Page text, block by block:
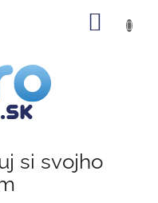
si svojho